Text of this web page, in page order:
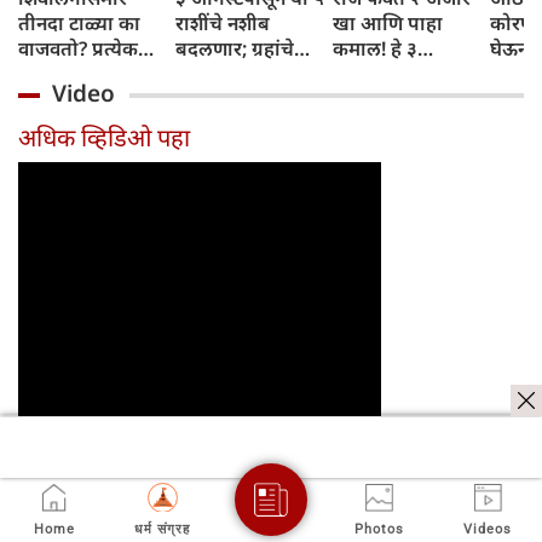
तीनदा टाळ्या का
वाजवतो? प्रत्येक
जाणून घ्या
राशींचे नशीब
बदलणार; ग्रहांचे
संपतील आणि शुभ
दिवसांची सुरुवात
होईल
खा आणि पाहा
कमाल! हे ३
तुम्हाला ठाऊक
घेऊन
Video
अधिक व्हिडिओ पहा
नवीन
Home धर्म संग्रह Photos Videos